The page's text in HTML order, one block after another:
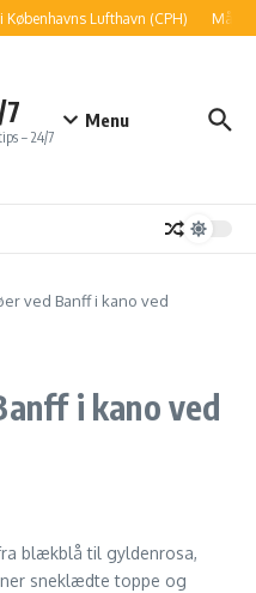
Lufthavn (CPH) Må jeg
– 24/7
Menu
ved Banff i kano ved
i kano ved
blækblå til gyldenrosa,
sneklædte toppe og